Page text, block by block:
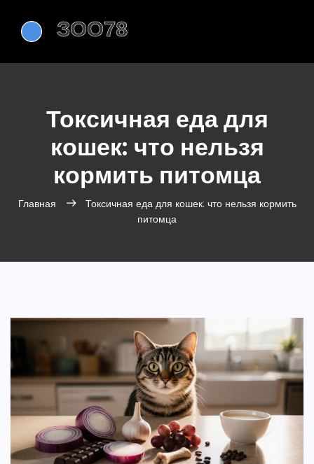
Токсичная еда для
кошек: что нельзя
кормить питомца
Главная
Токсичная еда для кошек: что нельзя кормить
питомца